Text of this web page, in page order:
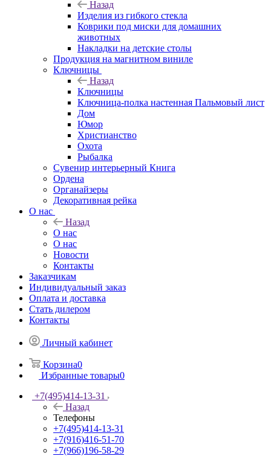
Назад
Изделия из гибкого стекла
Коврики под миски для домашних
животных
Накладки на детские столы
Продукция на магнитном виниле
Ключницы
Назад
Ключницы
Ключница-полка настенная Пальмовый лист
Дом
Юмор
Христианство
Охота
Рыбалка
Сувенир интерьерный Книга
Ордена
Органайзеры
Декоративная рейка
О нас
Назад
О нас
О нас
Новости
Контакты
Заказчикам
Индивидуальный заказ
Оплата и доставка
Стать дилером
Контакты
Личный кабинет
Корзина0
Избранные товары0
+7(495)414-13-31
Назад
Телефоны
+7(495)414-13-31
+7(916)416-51-70
+7(966)196-58-29